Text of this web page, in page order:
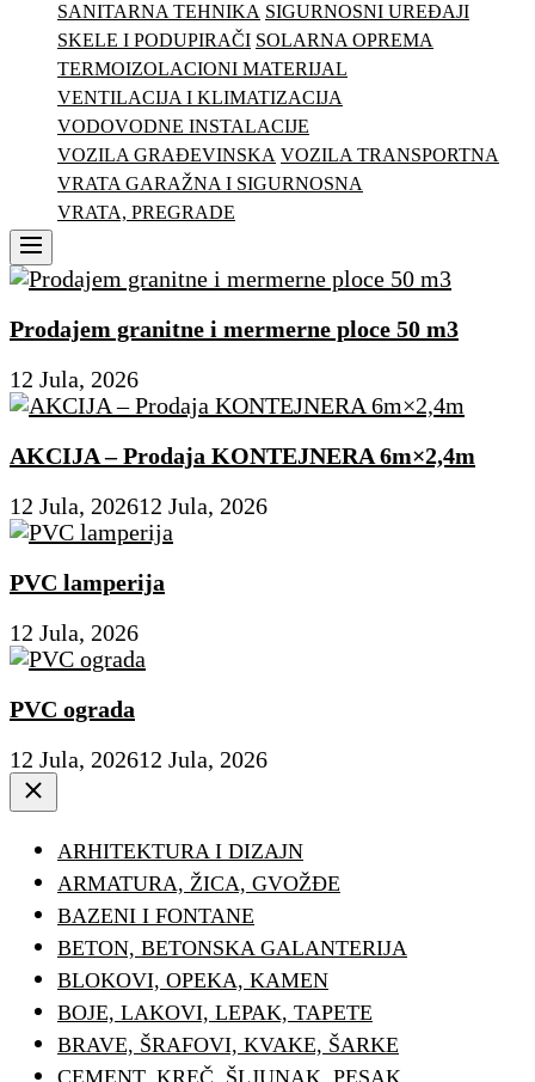
SANITARNA TEHNIKA SIGURNOSNI UREĐAJI
SKELE I PODUPIRAČI SOLARNA OPREMA
TERMOIZOLACIONI MATERIJAL
VENTILACIJA I KLIMATIZACIJA
VODOVODNE INSTALACIJE
VOZILA GRAĐEVINSKA VOZILA TRANSPORTNA
VRATA GARAŽNA I SIGURNOSNA
VRATA, PREGRADE
Menu
Prodajem granitne i mermerne ploce 50 m3
12 Jula, 2026
AKCIJA – Prodaja KONTEJNERA 6m×2,4m
12 Jula, 202612 Jula, 2026
PVC lamperija
12 Jula, 2026
PVC ograda
12 Jula, 202612 Jula, 2026
Close
ARHITEKTURA I DIZAJN
ARMATURA, ŽICA, GVOŽĐE
BAZENI I FONTANE
BETON, BETONSKA GALANTERIJA
BLOKOVI, OPEKA, KAMEN
BOJE, LAKOVI, LEPAK, TAPETE
BRAVE, ŠRAFOVI, KVAKE, ŠARKE